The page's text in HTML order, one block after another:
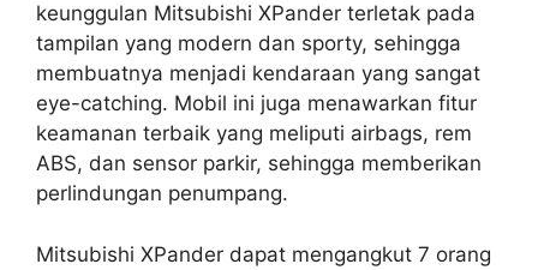
keunggulan Mitsubishi XPander terletak pada
tampilan yang modern dan sporty, sehingga
membuatnya menjadi kendaraan yang sangat
eye-catching. Mobil ini juga menawarkan fitur
keamanan terbaik yang meliputi airbags, rem
ABS, dan sensor parkir, sehingga memberikan
perlindungan penumpang.
Mitsubishi XPander dapat mengangkut 7 orang